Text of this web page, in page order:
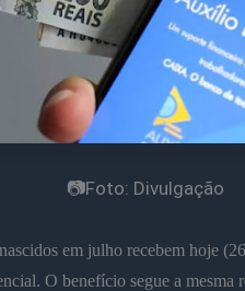
📷Foto: Divulgação
em julho recebem hoje
O benefício segue a mesma